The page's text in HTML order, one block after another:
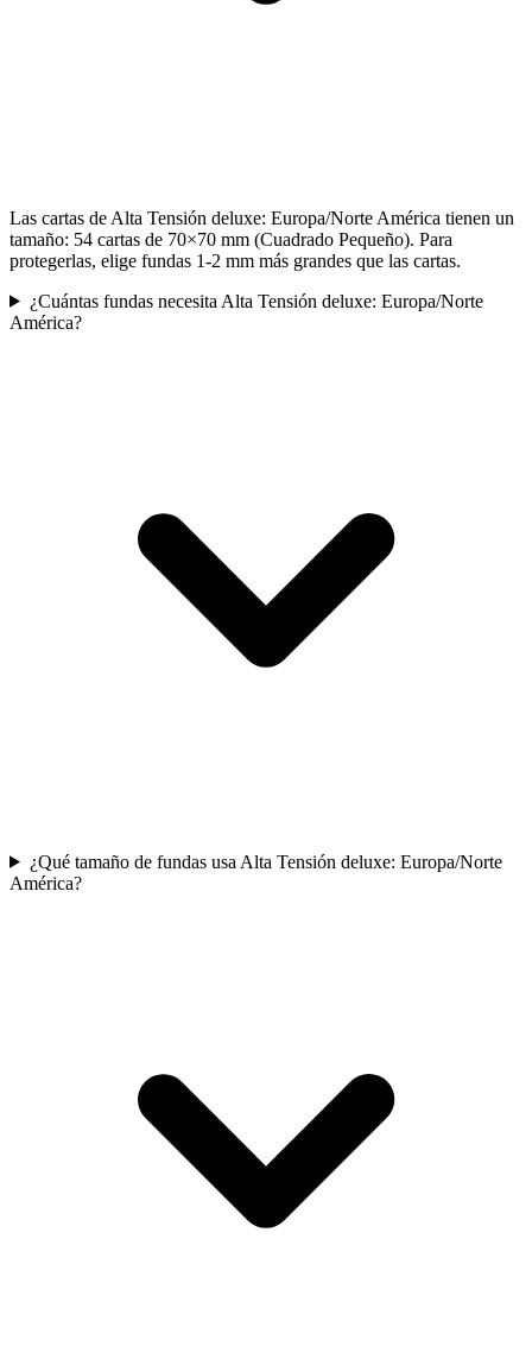
Las cartas de Alta Tensión deluxe: Europa/Norte América tienen un
tamaño: 54 cartas de 70×70 mm (Cuadrado Pequeño). Para
protegerlas, elige fundas 1-2 mm más grandes que las cartas.
¿Cuántas fundas necesita Alta Tensión deluxe: Europa/Norte
América?
¿Qué tamaño de fundas usa Alta Tensión deluxe: Europa/Norte
América?